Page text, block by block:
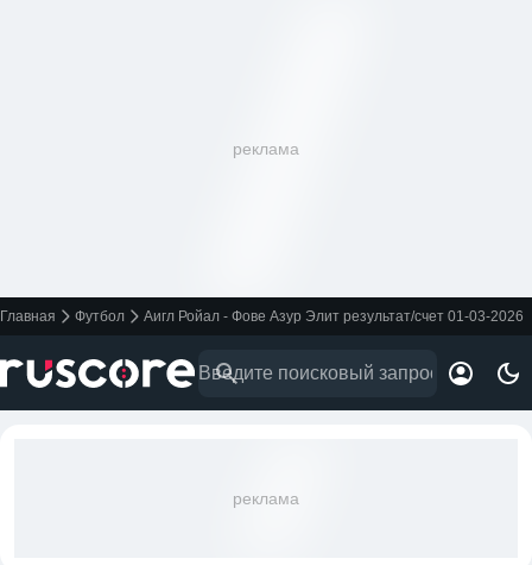
реклама
Главная Футбол Аигл Ройал - Фове Азур Элит результат/счет 01-03-2026
реклама